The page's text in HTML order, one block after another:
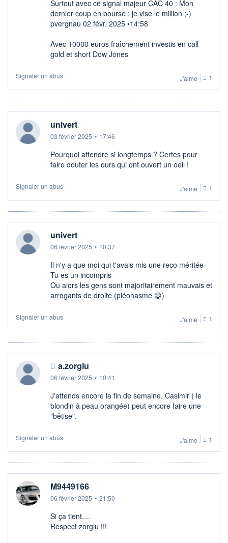
Surtout avec ce signal majeur CAC 40 : Mon
dernier coup en bourse : je vise le million ;-)
pvergnau 02 févr. 2025 •14:58
Avec 10000 euros fraîchement investis en call
gold et short Dow Jones
Signaler un abus J'aime 1
univert
03 février 2025 • 17:46
Pourquoi attendre si longtemps ? Certes pour
faire douter les ours qui ont ouvert un oeil !
Signaler un abus J'aime 1
univert
06 février 2025 • 10:37
Il n'y a que moi qui t'avais mis une reco méritée
Tu es un incompris
Ou alors les gens sont majoritairement mauvais et
arrogants de droite (pléonasme 😀)
Signaler un abus J'aime 1
a.zorglu
06 février 2025 • 10:41
J'attends encore la fin de semaine, Casimir ( le
blondin à peau orangée) peut encore faire une
"bêtise".
Signaler un abus J'aime 1
M9449166
06 février 2025 • 21:50
Si ça tient....
Respect zorglu !!!